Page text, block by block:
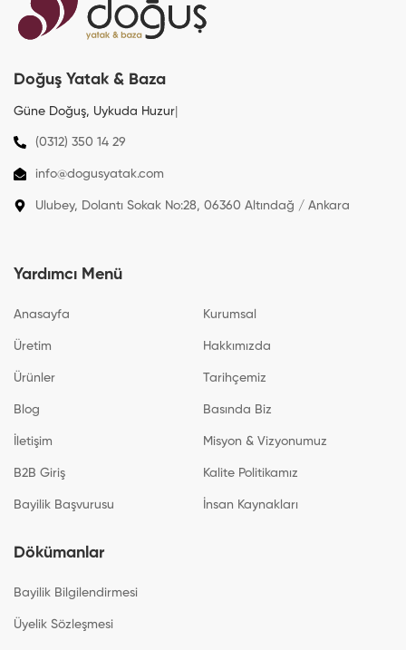
Doğuş Yatak & Baza
Güne Doğuş, Uykuda Huzur
(0312) 350 14 29
info@dogusyatak.com
Ulubey, Dolantı Sokak No:28, 06360 Altındağ / Ankara
Yardımcı Menü
Anasayfa Kurumsal
Üretim Hakkımızda
Ürünler Tarihçemiz
Blog Basında Biz
İletişim Misyon & Vizyonumuz
B2B Giriş Kalite Politikamız
Bayilik Başvurusu İnsan Kaynakları
Dökümanlar
Bayilik Bilgilendirmesi
Üyelik Sözleşmesi